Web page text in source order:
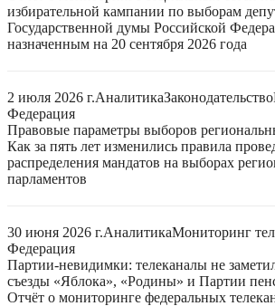
избирательной кампании по выборам
Государственной думы Российской
назначенным на 20 сентября 2026 года
2 июля 2026 г.АналитикаЗаконодательство
Федерация
Правовые параметры выборов
Как за пять лет изменились правила
распределения мандатов на выборах
парламентов
30 июня 2026 г.АналитикаМониторинг
Федерация
Партии-невидимки: телеканалы не
съезды «Яблока», «Родины» и Партии
Отчёт о мониторинге федеральных